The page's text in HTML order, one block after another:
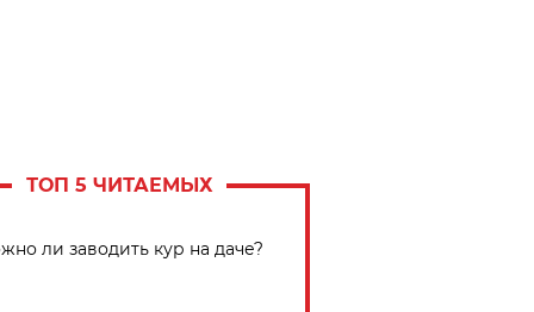
ТОП 5 ЧИТАЕМЫХ
ли заводить кур на даче?